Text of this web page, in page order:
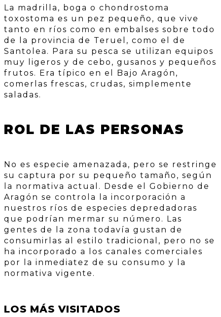
La madrilla, boga o chondrostoma
toxostoma es un pez pequeño, que vive
tanto en ríos como en embalses sobre todo
de la provincia de Teruel, como el de
Santolea. Para su pesca se utilizan equipos
muy ligeros y de cebo, gusanos y pequeños
frutos. Era típico en el Bajo Aragón,
comerlas frescas, crudas, simplemente
saladas.
ROL DE LAS PERSONAS
No es especie amenazada, pero se restringe
su captura por su pequeño tamaño, según
la normativa actual. Desde el Gobierno de
Aragón se controla la incorporación a
nuestros ríos de especies depredadoras
que podrían mermar su número. Las
gentes de la zona todavía gustan de
consumirlas al estilo tradicional, pero no se
ha incorporado a los canales comerciales
por la inmediatez de su consumo y la
normativa vigente.
LOS MÁS VISITADOS